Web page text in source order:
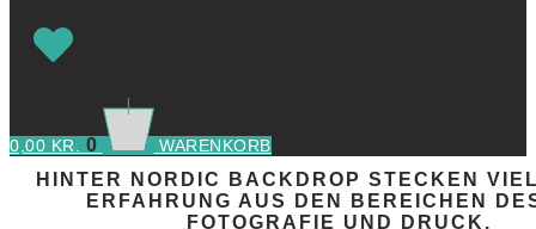
0,00 KR. 0 WARENKORB
HINTER NORDIC BACKDROP STECKEN
ERFAHRUNG AUS DEN BEREICHEN
FOTOGRAFIE UND DRUCK.